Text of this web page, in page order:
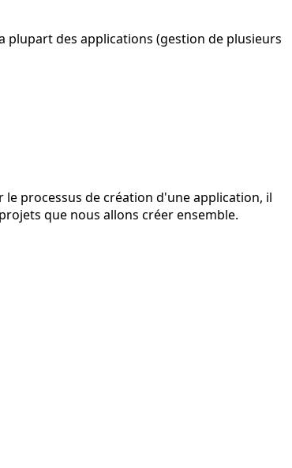
plupart des applications (gestion de plusieurs
processus de création d'une application, il
que nous allons créer ensemble.